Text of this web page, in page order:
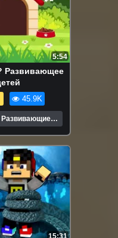
5:54
Развивающее
45.9K
Развивающие
15:31